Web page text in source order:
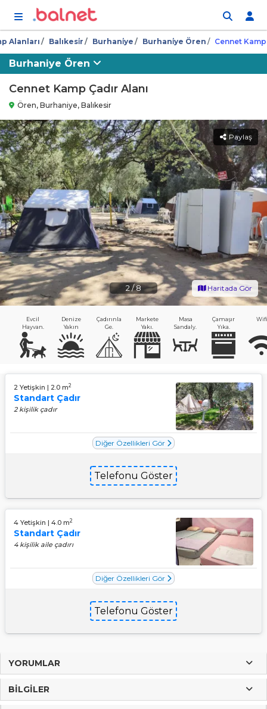
Alanları Balıkesi̇r Burhani̇ye Burhani̇ye Ören Cennet Kamp
Burhaniye Ören
Cennet Kamp Çadır Alanı
Ören, Burhaniye, Balıkesir
2 /8
Paylaş
Haritada Gör
Evcil
Hayvan.
Denize
Yakın
Çadırınla
Ge.
Markete
Yakı.
Masa
Sandaly.
Çamaşır
Yıka.
Wifi
2 Yetişkin | 2.0 m2
Standart Çadır
2 kişilik çadır
Diğer Özellikleri Gör
Telefonu Göster
4 Yetişkin | 4.0 m2
Standart Çadır
4 kişilik aile çadırı
Diğer Özellikleri Gör
Telefonu Göster
YORUMLAR
BILGILER